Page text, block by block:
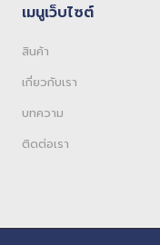
เมนูเว็บไซต์
สินค้า
เกี่ยวกับเรา
บทความ
ติดต่อเรา